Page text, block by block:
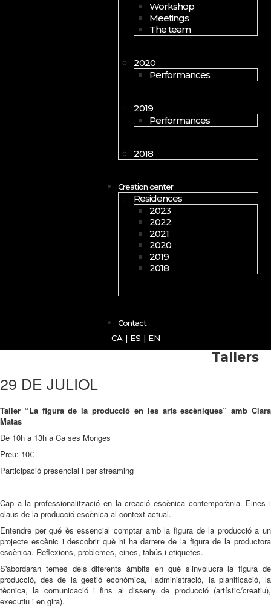
Workshop
Meetings
The team
2020
Performances
2019
Performances
2018
Creation center
Residences
2023
2022
2021
2020
2019
2018
Contact
CA | ES | EN
Tallers
29 DE JULIOL
Taller “La figura de la producció en les arts escèniques” amb Clara
Matas
De 10h a 13h a Ca ses Monges
Preu: 10€
Participació presencial i per streaming
Cap a la professionalització en la creació escènica contemporània. Eines i
claus de la producció escènica al context actual.
Entendre per qué ès essencial comptar amb la figura de la producció a un
projecte escènic i descobrir què hi ha darrere de la figura de la productora
escènica. Reflexions, problemes, eines, tabús i etiquetes.
S'abordaran temes dels diferents àmbits en què s’involucra la figura de
producció, des de la gestió econòmica, l’administració, la planificació, la
tècnica, la comunicació i fins al disseny de producció (artístic/creatiu),
executiu i en gira).